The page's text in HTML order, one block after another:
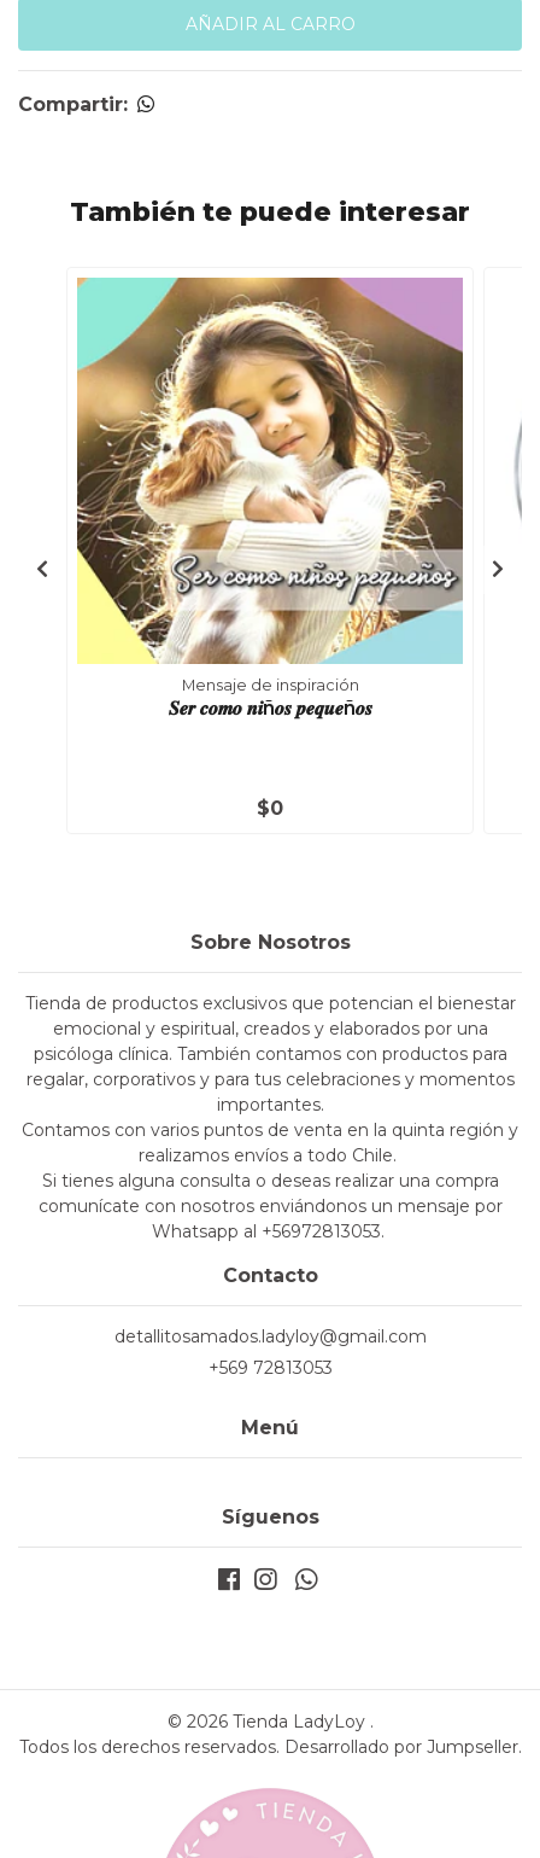
Compartir:
También te puede interesar
Mensaje de inspiración
𝑺𝒆𝒓 𝒄𝒐𝒎𝒐 𝒏𝒊ñ𝒐𝒔 𝒑𝒆𝒒𝒖𝒆ñ𝒐𝒔
$0
Sobre Nosotros
Tienda de productos exclusivos que potencian el bienestar
emocional y espiritual, creados y elaborados por una
psicóloga clínica. También contamos con productos para
regalar, corporativos y para tus celebraciones y momentos
importantes.
Contamos con varios puntos de venta en la quinta región y
realizamos envíos a todo Chile.
Si tienes alguna consulta o deseas realizar una compra
comunícate con nosotros enviándonos un mensaje por
Whatsapp al +56972813053.
Contacto
detallitosamados.ladyloy@gmail.com
+569 72813053
Menú
Síguenos
© 2026 Tienda LadyLoy .
Todos los derechos reservados. Desarrollado por Jumpseller.